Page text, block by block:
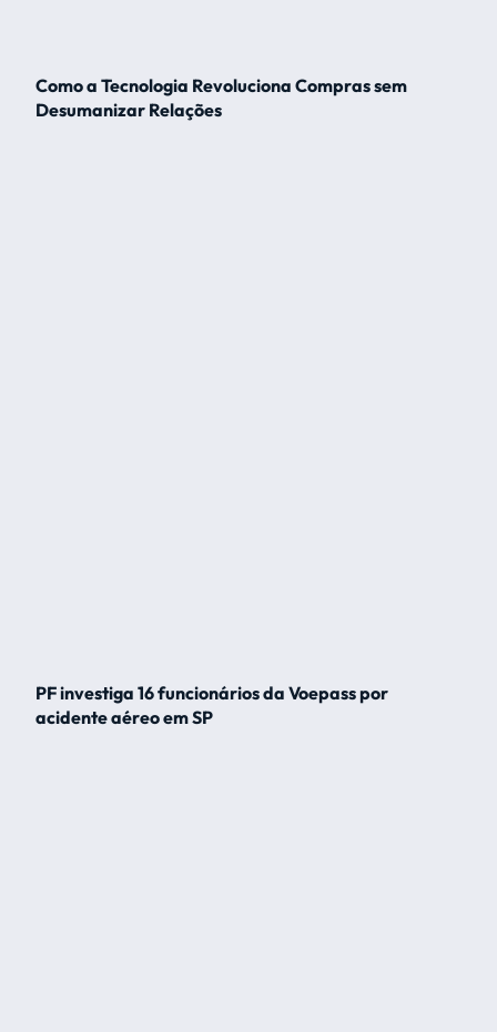
Como a Tecnologia Revoluciona Compras sem
Desumanizar Relações
PF investiga 16 funcionários da Voepass por
acidente aéreo em SP